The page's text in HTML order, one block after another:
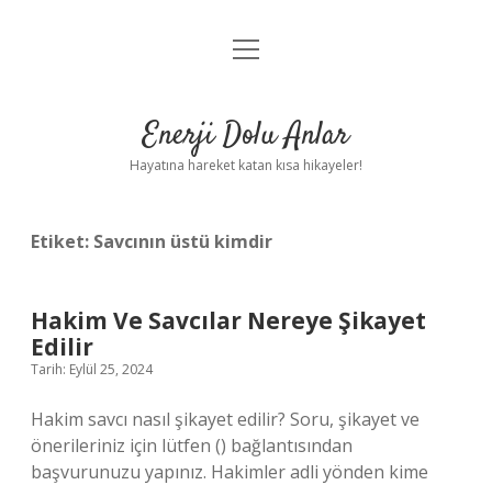
Anasayfa
Yasal Uyarı
menüyü
Enerji Dolu Anlar
Hayatına hareket katan kısa hikayeler!
Etiket: Savcının üstü kimdir
Hakim Ve Savcılar Nereye Şikayet
Edilir
Tarih: Eylül 25, 2024
Hakim savcı nasıl şikayet edilir? Soru, şikayet ve
önerileriniz için lütfen () bağlantısından
başvurunuzu yapınız. Hakimler adli yönden kime